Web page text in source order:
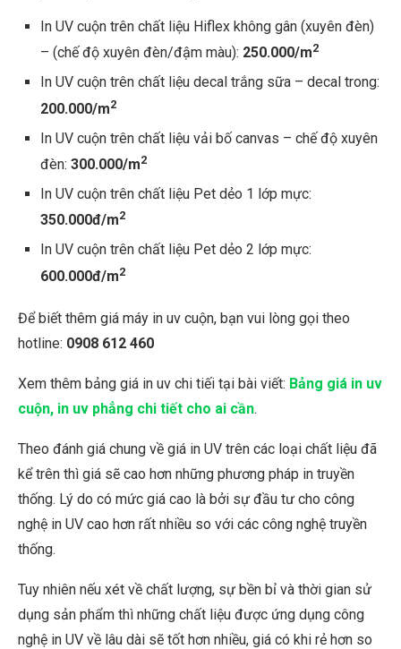
In UV cuộn trên chất liệu Hiflex không gân (xuyên đèn)
– (chế độ xuyên đèn/đậm màu): 250.000/m2
In UV cuộn trên chất liệu decal trắng sữa – decal trong:
200.000/m2
In UV cuộn trên chất liệu vải bố canvas – chế độ xuyên
đèn: 300.000/m2
In UV cuộn trên chất liệu Pet dẻo 1 lớp mực:
350.000đ/m2
In UV cuộn trên chất liệu Pet dẻo 2 lớp mực:
600.000đ/m2
Để biết thêm giá máy in uv cuộn, bạn vui lòng gọi theo
hotline: 0908 612 460
Xem thêm bảng giá in uv chi tiếi tại bài viết: Bảng giá in uv
cuộn, in uv phẳng chi tiết cho ai cần.
Theo đánh giá chung về giá in UV trên các loại chất liệu đã
kể trên thì giá sẽ cao hơn những phương pháp in truyền
thống. Lý do có mức giá cao là bởi sự đầu tư cho công
nghệ in UV cao hơn rất nhiều so với các công nghệ truyền
thống.
Tuy nhiên nếu xét về chất lượng, sự bền bỉ và thời gian sử
dụng sản phẩm thì những chất liệu được ứng dụng công
nghệ in UV về lâu dài sẽ tốt hơn nhiều, giá có khi rẻ hơn so